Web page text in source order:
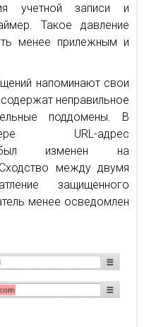
учетной записи и
Такое давление
менее прилежным и
напоминают свои
неправильное
поддомены. В
URL-адрес
был изменен на
между двумя
защищенного
менее осведомлен